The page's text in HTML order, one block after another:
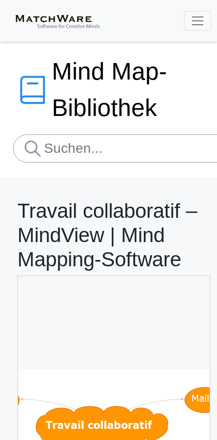
Mind Map-
Bibliothek
Travail collaboratif –
MindView | Mind
Mapping-Software